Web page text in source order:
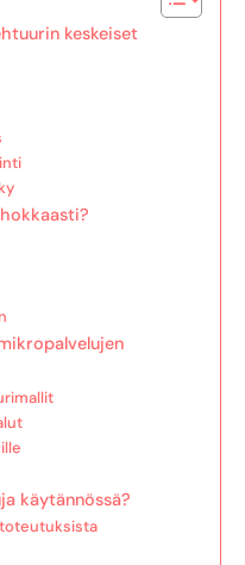
keskeiset
käytännössä?